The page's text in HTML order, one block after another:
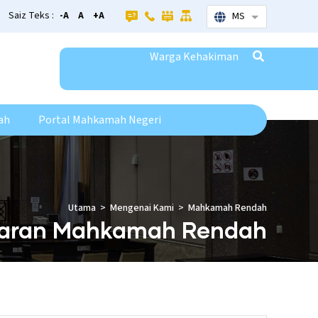
MS List additional
Saiz Teks : -A A +A
Warga Kehakiman
Portal Mahkamah Negeri
Mahkamah Rendah
Utama Mengenai Kami Mahkamah Rendah